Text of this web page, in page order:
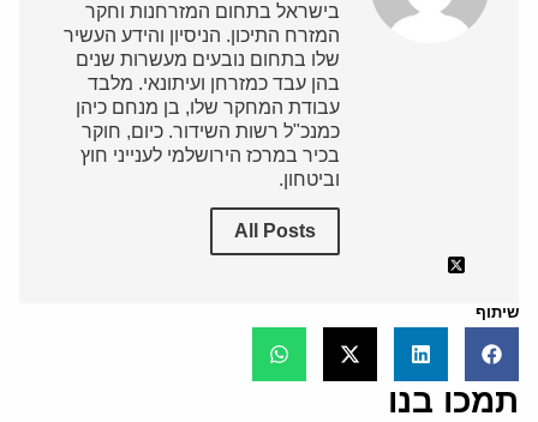
בישראל בתחום המזרחנות וחקר
המזרח התיכון. הניסיון והידע העשיר
שלו בתחום נובעים מעשרות שנים
בהן עבד כמזרחן ועיתונאי. מלבד
עבודת המחקר שלו, בן מנחם כיהן
כמנכ"ל רשות השידור. כיום, חוקר
בכיר במרכז הירושלמי לענייני חוץ
וביטחון.
All Posts
שיתוף
תמכו בנו